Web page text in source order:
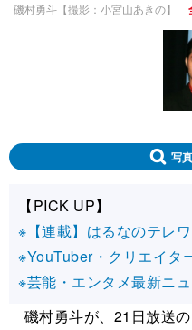
磯村勇斗【撮影：小宮山あきの】
写
【PICK UP】
※【連載】はるなのテレ
※YouTuber・クリエイタ
※芸能・エンタメ最新ニ
磯村勇斗が、21日放送